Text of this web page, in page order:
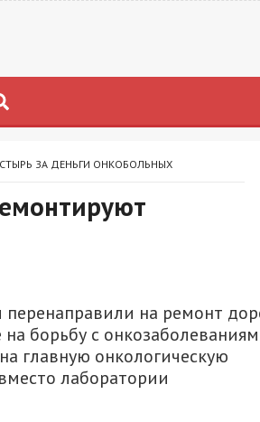
ЗА ДЕНЬГИ ОНКОБОЛЬНЫХ
на ремонт
борьбу с
главную онкологическую
лаборатории